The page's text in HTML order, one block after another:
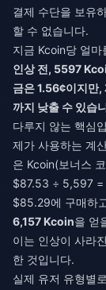
결제 수단을 보유
할 수 없습니다.
지금 Kcoin당 얼
인상 전, 5597
금은 1.56¢이지만,
까지 낮출 수 있습
다루지 않는 핵심
제가 사용하는 계
은 Kcoin(보너스
$87.53 ÷ 5,597 =
$85.29에 구매하
6,157 Kcoin을 얻
이는 인상이 사라
한 것입니다.
실제 유저 유형별